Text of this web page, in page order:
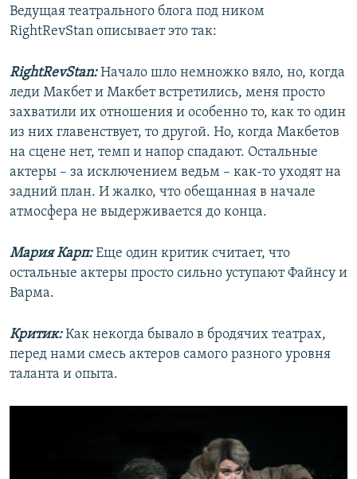
Ведущая театрального блога под ником
RightRevStan описывает это так:
RightRevStan:Начало шло немножко вяло, но, когда
леди Макбет и Макбет встретились, меня просто
захватили их отношения и особенно то, как то один
из них главенствует, то другой. Но, когда Макбетов
на сцене нет, темп и напор спадают. Остальные
актеры – за исключением ведьм – как-то уходят на
задний план. И жалко, что обещанная в начале
атмосфера не выдерживается до конца.
Мария Карп: Еще один критик считает, что
остальные актеры просто сильно уступают Файнсу и
Варма.
Критик:Как некогда бывало в бродячих театрах,
перед нами смесь актеров самого разного уровня
таланта и опыта.